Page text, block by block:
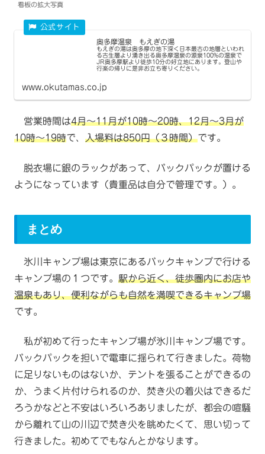
看板の拡大写真
奥多摩温泉 もえぎの湯
もえぎの湯は奥多摩の地下深く日本最古の地層といわれ
る古生層より湧き出る奥多摩温泉の源泉100%の温泉で
JR奥多摩駅より徒歩10分の好立地にあります。登山や
行楽の帰りに是非お立ち寄りください。
www.okutamas.co.jp
営業時間は4月〜11月が10時〜20時、12月〜3月が
10時〜19時で、 入場料は850円（３時間）です。
脱衣場に銀のラックがあって、バックパックが置ける
ようになっています（貴重品は自分で管理です。）。
まとめ
氷川キャンプ場は東京にあるバックキャンプで行ける
キャンプ場の１つです。 駅から近く、徒歩圏内にお店や
温泉もあり、便利ながらも自然を満喫できるキャンプ場
です。
私が初めて行ったキャンプ場が氷川キャンプ場です。
バックパックを担いで電車に揺られて行きました。荷物
に足りないものはないか、テントを張ることができるの
か、うまく片付けられるのか、焚き火の着火はできるだ
ろうかなどと不安はいろいろありましたが、都会の喧騒
から離れて山の川辺で焚き火を眺めたくて、思い切って
行きました。初めてでもなんとかなります。